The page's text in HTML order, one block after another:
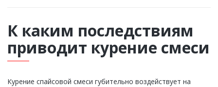
К каким последствиям
приводит курение смеси
Курение спайсовой смеси губительно воздействует на